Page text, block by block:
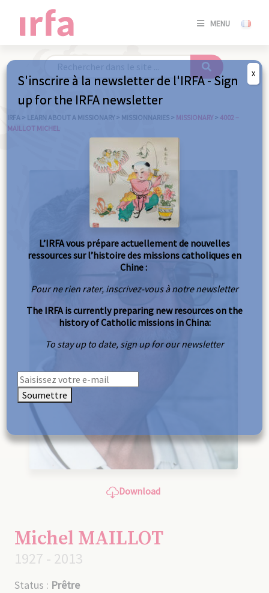
MENU
SE
IRFA > LEARN ABOUT A MISSIONARY > MISSIONNARIES > MISSIONARY > 4002 –
MAILLOT MICHEL
Download
Michel MAILLOT
1927 - 2013
Status : Prêtre
S'inscrire à la newsletter de l'IRFA - Sign
up for the IRFA newsletter
L’IRFA vous prépare actuellement de nouvelles
ressources sur l’histoire des missions catholiques en
Chine :
Pour ne rien rater, inscrivez-vous à notre newsletter
The IRFA is currently preparing new resources on the
history of Catholic missions in China:
To stay up to date, sign up for our newsletter
Soumettre
X